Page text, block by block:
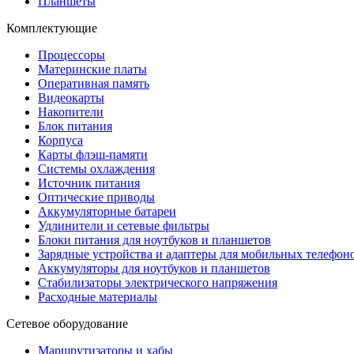
Комплектующие
Процессоры
Материнские платы
Оперативная память
Видеокарты
Накопители
Блок питания
Корпуса
Карты флэш-памяти
Системы охлаждения
Источник питания
Оптические приводы
Аккумуляторные батареи
Удлинители и сетевые фильтры
Блоки питания для ноутбуков и планшетов
Зарядные устройства и адаптеры для мобильных
Аккумуляторы для ноутбуков и планшетов
Стабилизаторы электрического напряжения
Расходные материалы
Сетевое оборудование
Маршрутизаторы и хабы